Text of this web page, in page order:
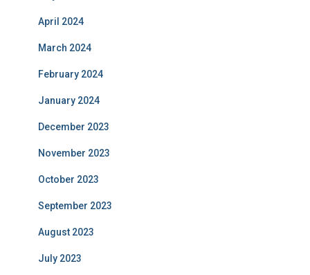
April 2024
March 2024
February 2024
January 2024
December 2023
November 2023
October 2023
September 2023
August 2023
July 2023